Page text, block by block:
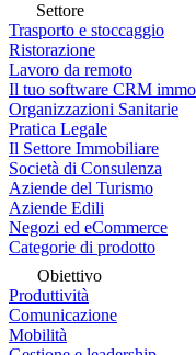
Settore
Trasporto e stoccaggio
Ristorazione
Lavoro da remoto
Il tuo software CRM
Organizzazioni Sanitarie
Pratica Legale
Il Settore Immobiliare
Società di Consulenza
Aziende del Turismo
Aziende Edili
Negozi ed eCommerce
Categorie di prodotto
Obiettivo
Produttività
Comunicazione
Mobilità